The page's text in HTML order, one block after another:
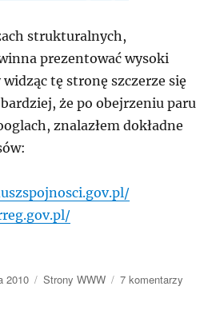
strukturalnych,
prezentować wysoki
tę stronę szczerze się
że po obejrzeniu paru
znalazłem dokładne
2010 Kategorie
Strony WWW 7 komentarzy